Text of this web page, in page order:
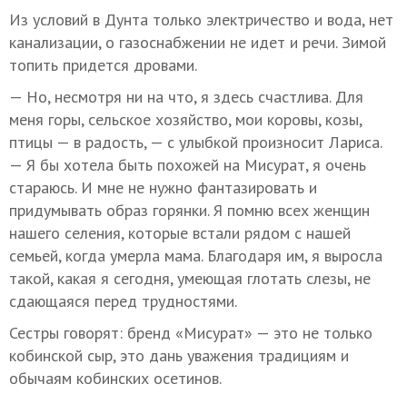
Из условий в Дунта только электричество и вода, нет
канализации, о газоснабжении не идет и речи. Зимой
топить придется дровами.
— Но, несмотря ни на что, я здесь счастлива. Для
меня горы, сельское хозяйство, мои коровы, козы,
птицы — в радость, — с улыбкой произносит Лариса.
— Я бы хотела быть похожей на Мисурат, я очень
стараюсь. И мне не нужно фантазировать и
придумывать образ горянки. Я помню всех женщин
нашего селения, которые встали рядом с нашей
семьей, когда умерла мама. Благодаря им, я выросла
такой, какая я сегодня, умеющая глотать слезы, не
сдающаяся перед трудностями.
Сестры говорят: бренд «Мисурат» — это не только
кобинской сыр, это дань уважения традициям и
обычаям кобинских осетинов.